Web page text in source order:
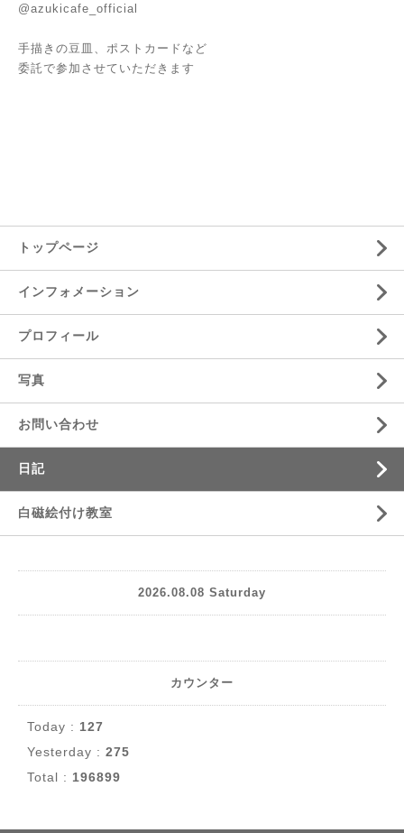
@azukicafe_official
手描きの豆皿、ポストカードなど
委託で参加させていただきます
トップページ
インフォメーション
プロフィール
写真
お問い合わせ
日記
白磁絵付け教室
2026.08.08 Saturday
カウンター
Today : 127
Yesterday : 275
Total : 196899